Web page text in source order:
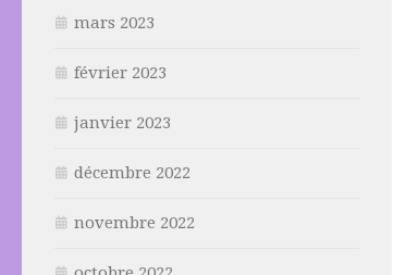
mars 2023
février 2023
janvier 2023
décembre 2022
novembre 2022